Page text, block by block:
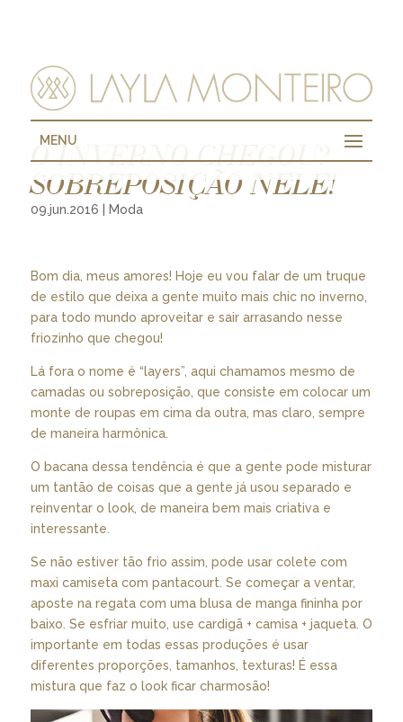
MENU
O INVERNO CHEGOU?
SOBREPOSIÇÃO NELE!
09.jun.2016 Moda
Bom dia, meus amores! Hoje eu vou falar de um truque
de estilo que deixa a gente muito mais chic no inverno,
para todo mundo aproveitar e sair arrasando nesse
friozinho que chegou!
Lá fora o nome é “layers”, aqui chamamos mesmo de
camadas ou sobreposição, que consiste em colocar um
monte de roupas em cima da outra, mas claro, sempre
de maneira harmônica.
O bacana dessa tendência é que a gente pode misturar
um tantão de coisas que a gente já usou separado e
reinventar o look, de maneira bem mais criativa e
interessante.
Se não estiver tão frio assim, pode usar colete com
maxi camiseta com pantacourt. Se começar a ventar,
aposte na regata com uma blusa de manga fininha por
baixo. Se esfriar muito, use cardigã + camisa + jaqueta. O
importante em todas essas produções é usar
diferentes proporções, tamanhos, texturas! É essa
mistura que faz o look ficar charmosão!